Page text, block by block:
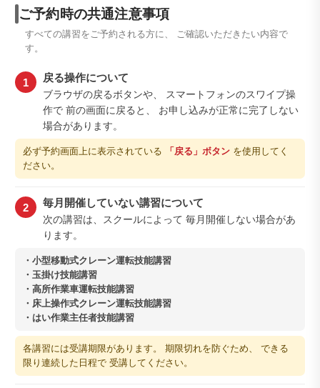
ご予約時の共通注意事項
すべての講習をご予約される方に、 ご確認いただきたい内容で
す。
1 戻る操作について
ブラウザの戻るボタンや、 スマートフォンのスワイプ操
作で 前の画面に戻ると、 お申し込みが正常に完了しない
場合があります。
必ず予約画面上に表示されている 「戻る」ボタン を使用してく
ださい。
2 毎月開催していない講習について
次の講習は、スクールによって 毎月開催しない場合があ
ります。
・小型移動式クレーン運転技能講習
・玉掛け技能講習
・高所作業車運転技能講習
・床上操作式クレーン運転技能講習
・はい作業主任者技能講習
各講習には受講期限があります。 期限切れを防ぐため、 できる
限り連続した日程で 受講してください。